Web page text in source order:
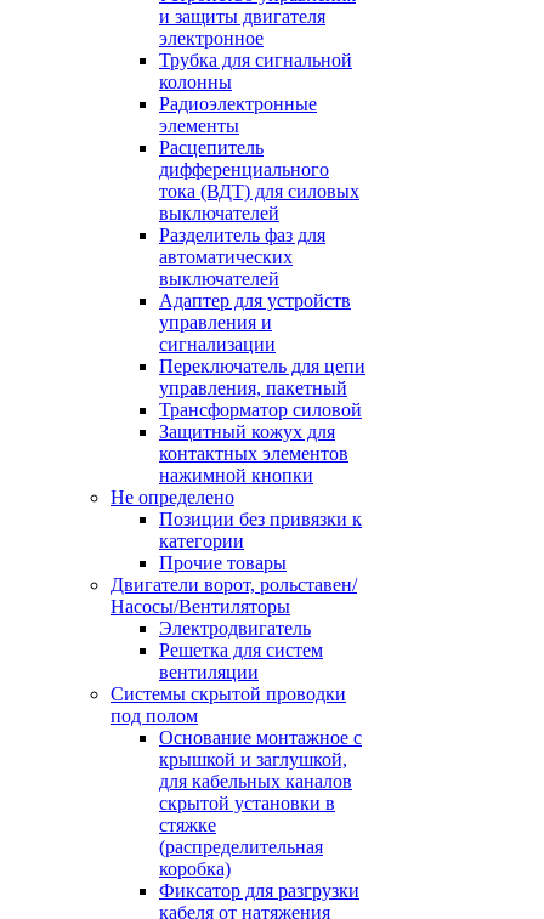
и защиты двигателя
электронное
Трубка для сигнальной
колонны
Радиоэлектронные
элементы
Расцепитель
дифференциального
тока (ВДТ) для силовых
выключателей
Разделитель фаз для
автоматических
выключателей
Адаптер для устройств
управления и
сигнализации
Переключатель для цепи
управления, пакетный
Трансформатор силовой
Защитный кожух для
контактных элементов
нажимной кнопки
Не определено
Позиции без привязки к
категории
Прочие товары
Двигатели ворот, рольставен/
Насосы/Вентиляторы
Электродвигатель
Решетка для систем
вентиляции
Системы скрытой проводки
под полом
Основание монтажное с
крышкой и заглушкой,
для кабельных каналов
скрытой установки в
стяжке
(распределительная
коробка)
Фиксатор для разгрузки
кабеля от натяжения